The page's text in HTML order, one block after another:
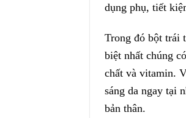
dụng phụ, tiết
Trong đó bột trái
biệt nhất chúng
chất và vitamin.
sáng da ngay tại
bản thân.